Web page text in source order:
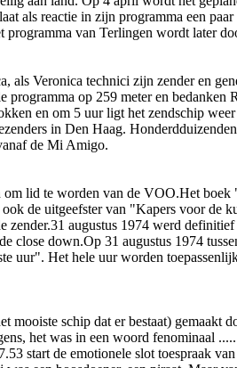
als reactie in zijn programma een
van Terlingen wordt later
Veronica technici zijn zender en
op 259 meter en
en om 5 uur ligt het zendschip
in Den Haag.
de Mi Amigo.
lid te worden van de VOO.Het
de uitgeefster van "Kapers voor de
augustus 1974 werd
down.Op 31 augustus 1974
uur". Het hele uur worden
schip dat er bestaat) gemaakt
het was in een woord fenominaal
start de emotionele slot toespraak